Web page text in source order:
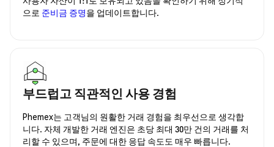
으로 준비금 증명을 업데이트합니다.
부드럽고 직관적인 사용 경험
Phemex는 고객님의 원활한 거래 경험을 최우선으로 생각합
니다. 자체 개발한 거래 엔진은 초당 최대 30만 건의 거래를 처
리할 수 있으며, 주문에 대한 응답 속도도 매우 빠릅니다.